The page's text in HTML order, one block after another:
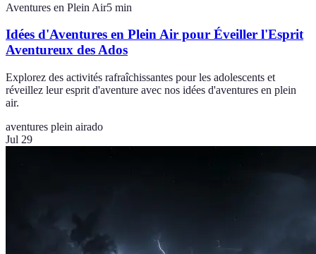
Aventures en Plein Air5 min
Idées d'Aventures en Plein Air pour Éveiller l'Esprit
Aventureux des Ados
Explorez des activités rafraîchissantes pour les adolescents et
réveillez leur esprit d'aventure avec nos idées d'aventures en plein
air.
aventures plein airado
Jul 29